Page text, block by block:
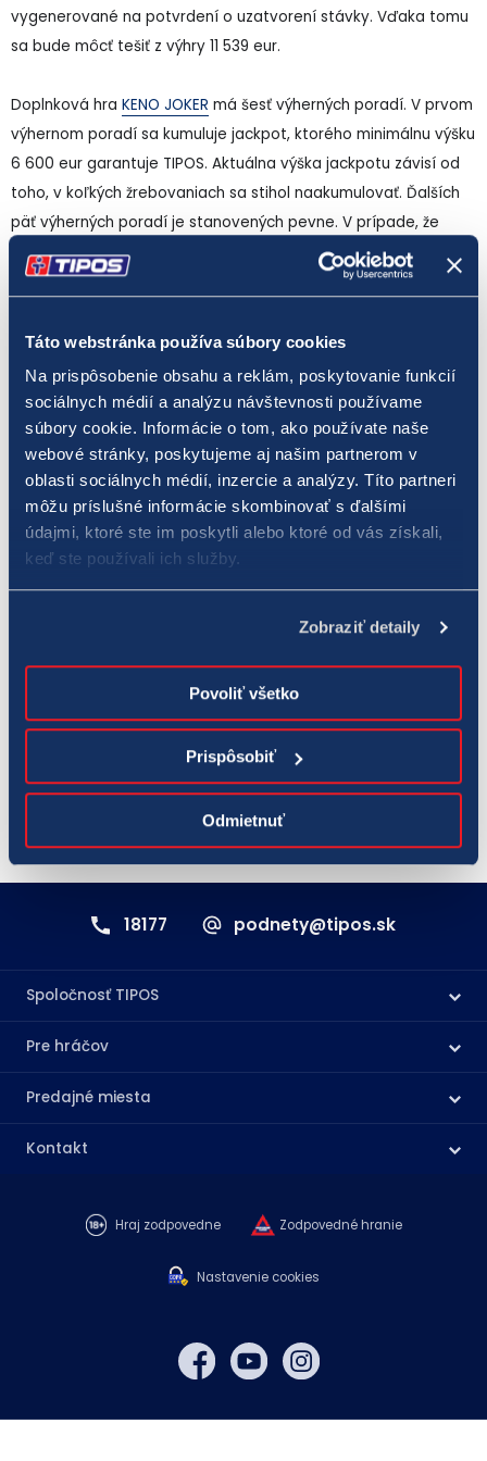
Táto webstránka používa súbory cookies
Na prispôsobenie obsahu a reklám, poskytovanie funkcií
sociálnych médií a analýzu návštevnosti používame
súbory cookie. Informácie o tom, ako používate naše
webové stránky, poskytujeme aj našim partnerom v
oblasti sociálnych médií, inzercie a analýzy. Títo partneri
môžu príslušné informácie skombinovať s ďalšími
údajmi, ktoré ste im poskytli alebo ktoré od vás získali,
keď ste používali ich služby.
Zobraziť detaily
Povoliť všetko
Prispôsobiť
Odmietnuť
vygenerované na potvrdení o uzatvorení stávky. Vďaka tomu
sa bude môcť tešiť z výhry 11 539 eur.
Doplnková hra KENO JOKER má šesť výherných poradí. V prvom
výhernom poradí sa kumuluje jackpot, ktorého minimálnu výšku
6 600 eur garantuje TIPOS. Aktuálna výška jackpotu závisí od
toho, v koľkých žrebovaniach sa stihol naakumulovať. Ďalších
päť výherných poradí je stanovených pevne. V prípade, že
posledné číslo hráčovho šesťčíslia pre KENO JOKER bude
zhodné s posledným číslom vyžrebovaného šesťčíslia, vyhrá 1
KENO JOKER je doplnková hra pre hru KENO 10. Je to stávka na
šesťčíslie, uvedené na potvrdení o uzatvorení stávky, ktoré
vytvorí generátor náhodných čísel. Výhra v hre KENO JOKER je
dosiahnutá vtedy, ak sa vyžrebované číslice šesťčíslia hry
KENO JOKER presne zhodujú na príslušných pozíciách s číslicami
nachádzajúcimi sa v šesťčíslí platného potvrdenia o
uzatvorení stávky v časti KENO JOKER, pri ktorom je vyznačená
možnosť „áno“. KENO JOKER sa žrebuje denne po žrebovaní
pre jedno žrebovanie je 0,50 eura.
Číselné lotérie sú určené pre osoby od 18 rokov. Hrajte
zodpovedne, hrajte pre radosť!
resp. výherca, pod ktorým sa môže rozumieť osoba mužského, rovnako aj
18177 podnety@tipos.sk
Spoločnosť TIPOS
Pre hráčov
Predajné miesta
Kontakt
Hraj zodpovedne Zodpovedné hranie
Nastavenie cookies